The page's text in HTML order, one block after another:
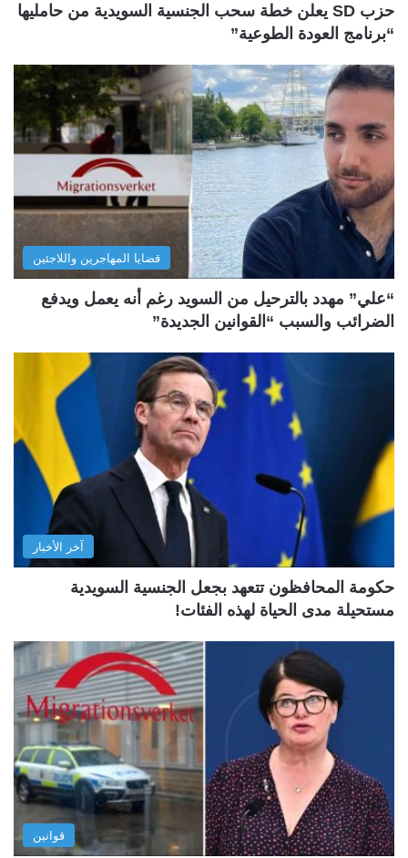
حزب SD يعلن خطة سحب الجنسية السويدية من حامليها
“برنامج العودة الطوعية”
قضايا المهاجرين واللاجئين
“علي” مهدد بالترحيل من السويد رغم أنه يعمل ويدفع
الضرائب والسبب “القوانين الجديدة”
آخر الأخبار
حكومة المحافظون تتعهد بجعل الجنسية السويدية
مستحيلة مدى الحياة لهذه الفئات!
قوانين